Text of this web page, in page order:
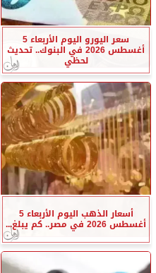
سعر اليورو اليوم الأربعاء 5
أغسطس 2026 في البنوك.. تحديث
لحظي
أسعار الذهب اليوم الأربعاء 5
أغسطس 2026 في مصر.. كم يبلغ...